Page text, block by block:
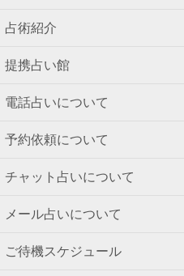
占術紹介
提携占い館
電話占いについて
予約依頼について
チャット占いについて
メール占いについて
ご待機スケジュール